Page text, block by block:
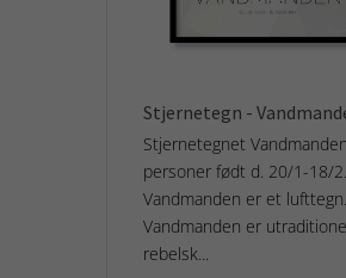
Stjernetegn -
Stjernetegnet
personer født d. 20/1-18/2.
Vandmanden er et lufttegn.
Vandmanden er
rebelsk...